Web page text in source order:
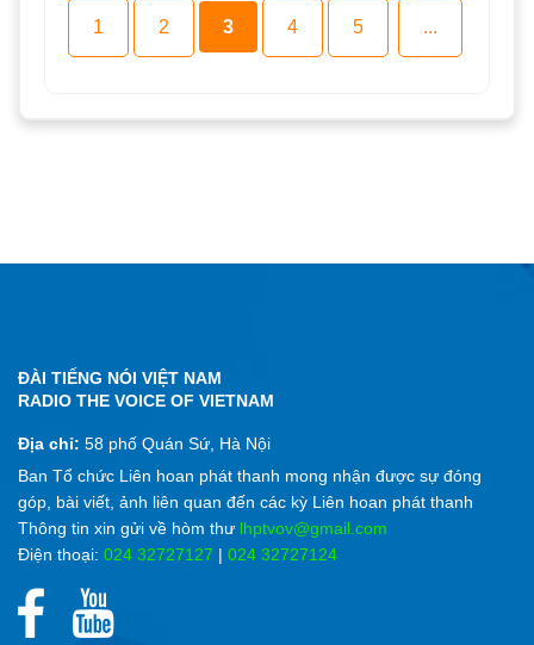
1 2 3 4 5 ...
ĐÀI TIẾNG NÓI VIỆT NAM
RADIO THE VOICE OF VIETNAM
Địa chỉ: 58 phố Quán Sứ, Hà Nội
Ban Tổ chức Liên hoan phát thanh mong nhận được sự đóng
góp, bài viết, ảnh liên quan đến các kỳ Liên hoan phát thanh
Thông tin xin gửi về hòm thư lhptvov@gmail.com
Điện thoại: 024 32727127 | 024 32727124